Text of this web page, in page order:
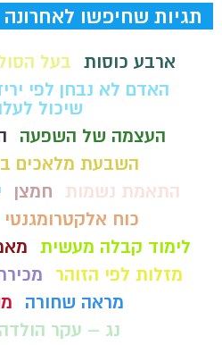
תגיות שחיפשו לאחרונה
ארבע כוסות בעל
האדם לא נבחן לפי
שיכול
העצמה של השפעה
השבעת מלאכים
התאמת נשמות
חמצן
כוח אלקטרומגנטי
לימוד קבלה מעשית
מזלות לפי הזוהר
מראה שחורה
נג – עקר